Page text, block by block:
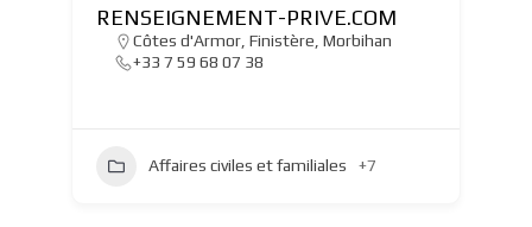
RENSEIGNEMENT-PRIVE.COM
Côtes d'Armor, Finistère Morbihan
+33 7 59 68 07 38
Affaires civiles et familiales +7